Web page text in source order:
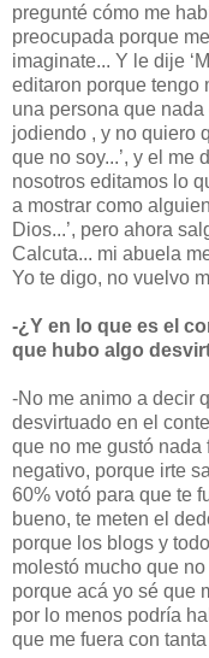
pregunté cómo me
preocupada porque
imaginate... Y le dije
editaron porque tengo
una persona que
jodiendo , y no quiero
que no soy...’, y el me
nosotros editamos lo
a mostrar como
Dios...’, pero ahora
Calcuta... mi abuela
Yo te digo, no vuelvo
-¿Y en lo que es el
que hubo algo
-No me animo a decir
desvirtuado en el
que no me gustó nada
negativo, porque irte
60% votó para que te
bueno, te meten el
porque los blogs y
molestó mucho que
porque acá yo sé que
por lo menos podría
que me fuera con